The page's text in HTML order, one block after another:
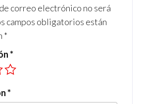
correo electrónico no será
campos obligatorios están
*
*
*